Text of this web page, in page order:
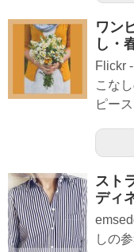
ワン
し・
Flickr
こな
ピー
スト
ディ
しの